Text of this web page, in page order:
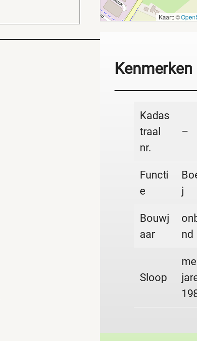
Kaart: ©
Kenmerken
Kadas
traal
nr.
–
Functi
e
j
Bouwj
aar
nd
Sloop